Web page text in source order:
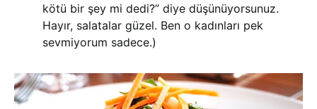
kötü bir şey mi dedi?” diye düşünüyorsunuz.
Hayır, salatalar güzel. Ben o kadınları pek
sevmiyorum sadece.)